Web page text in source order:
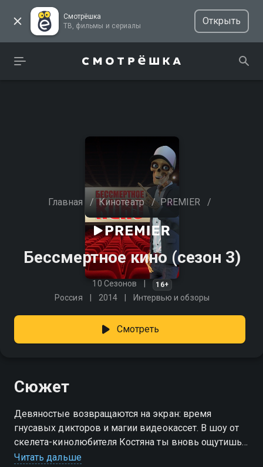
Смотрёшка
ТВ, фильмы и сериалы
Открыть
Главная / Кинотеатр / PREMIER /
Бессмертное кино (сезон 3)
10 Сезонов 16+
Россия 2014 Интервью и обзоры
Смотреть
Сюжет
Девяностые возвращаются на экран: время
гнусавых дикторов и магии видеокассет. В шоу от
скелета-кинолюбителя Костяна ты вновь ощутишь
весь дух той эпохи — от шумов ленты до первых
Читать дальше